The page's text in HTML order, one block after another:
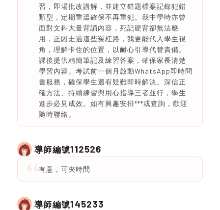
習，即場批改講解，並建立錯題檔案記錄犯錯
類型，定期重溫確保不再重犯。我中學時亦曾
面對文科大量背誦內容，死記硬背卻無法應
用，正因走過這些冤枉路，我更能代入學生視
角，理解卡住的位置，以耐心引導代替責備。
課後提供精簡筆記及練習答案，確保家長清楚
學習內容。考試前一個月啟動WhatsApp即時問
書服務，確保學生遇有疑難即時解決。深信正
確方法、持續練習與用心指導三者並行，學生
進步必見成效。如有興趣安排***或查詢，歡迎
隨時聯絡。
導師編號112526
有意，可夾時間
導師編號145233